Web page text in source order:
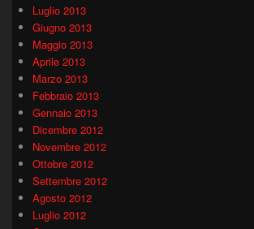
Luglio 2013
Giugno 2013
Maggio 2013
Aprile 2013
Marzo 2013
Febbraio 2013
Gennaio 2013
Dicembre 2012
Novembre 2012
Ottobre 2012
Settembre 2012
Agosto 2012
Luglio 2012